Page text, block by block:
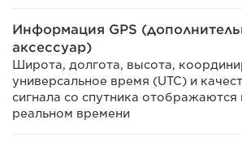
Информация GPS
аксессуар)
Широта, долгота, высота,
универсальное время (UTC) и
сигнала со спутника отображаются
реальном времени